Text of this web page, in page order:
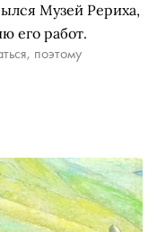
Музей Рериха,
его работ.
поэтому